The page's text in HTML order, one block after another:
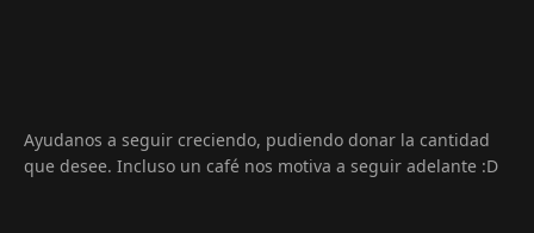
Ayudanos a seguir creciendo, pudiendo donar la cantidad
que desee. Incluso un café nos motiva a seguir adelante :D